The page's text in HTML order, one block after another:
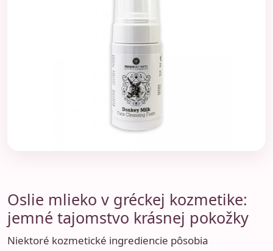
Oslie mlieko v gréckej kozmetike:
jemné tajomstvo krásnej pokožky
Niektoré kozmetické ingrediencie pôsobia